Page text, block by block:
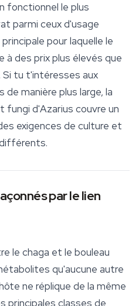
fonctionnel le plus
parmi ceux d'usage
pour laquelle le
à des prix plus élevés que
tu t'intéresses aux
manière plus large, la
d'Azarius couvre un
exigences de culture et
par le lien
le chaga et le bouleau
qu'aucune autre
ne réplique de la même
principales classes de